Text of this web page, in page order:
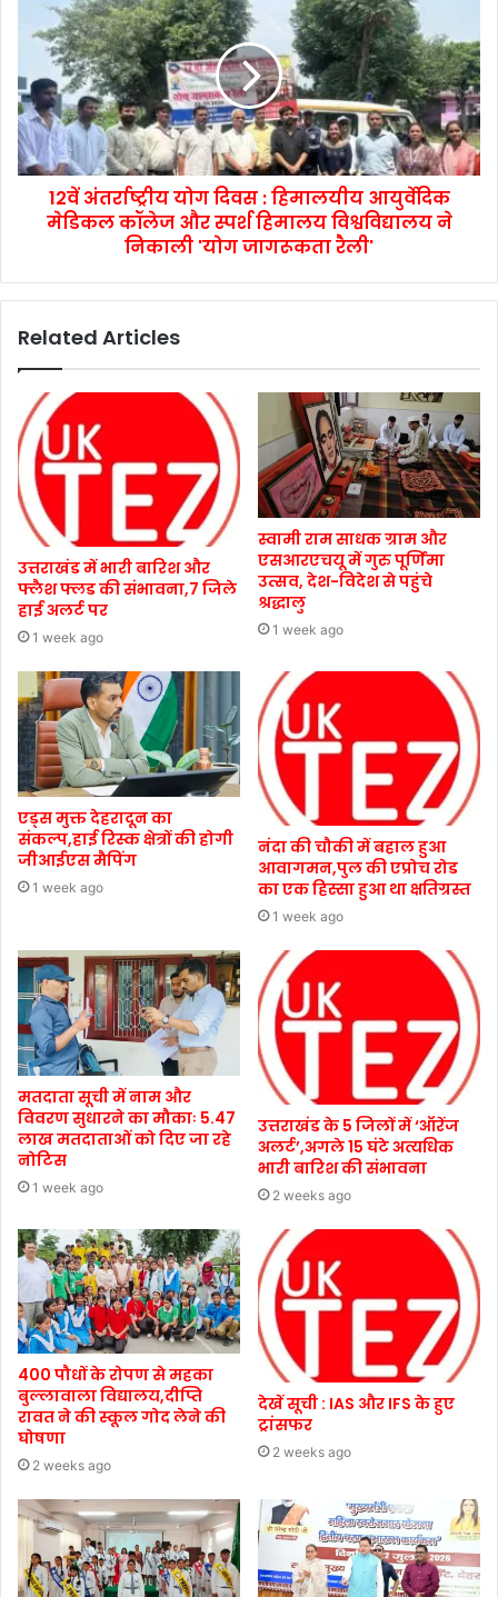
12वें अंतर्राष्ट्रीय योग दिवस : हिमालयीय आयुर्वेदिक
मेडिकल कॉलेज और स्पर्श हिमालय विश्वविद्यालय ने
निकाली 'योग जागरूकता रैली'
Related Articles
उत्तराखंड में भारी बारिश और
फ्लैश फ्लड की संभावना,7 जिले
हाई अलर्ट पर
1 week ago
स्वामी राम साधक ग्राम और
एसआरएचयू में गुरु पूर्णिमा
उत्सव, देश-विदेश से पहुंचे
श्रद्धालु
1 week ago
एड्स मुक्त देहरादून का
संकल्प,हाई रिस्क क्षेत्रों की होगी
जीआईएस मैपिंग
1 week ago
नंदा की चौकी में बहाल हुआ
आवागमन,पुल की एप्रोच रोड
का एक हिस्सा हुआ था क्षतिग्रस्त
1 week ago
मतदाता सूची में नाम और
विवरण सुधारने का मौकाः 5.47
लाख मतदाताओं को दिए जा रहे
नोटिस
1 week ago
उत्तराखंड के 5 जिलों में ‘ऑरेंज
अलर्ट’,अगले 15 घंटे अत्यधिक
भारी बारिश की संभावना
2 weeks ago
400 पौधों के रोपण से महका
बुल्लावाला विद्यालय,दीप्ति
रावत ने की स्कूल गोद लेने की
घोषणा
2 weeks ago
देखें सूची : IAS और IFS के हुए
ट्रांसफर
2 weeks ago